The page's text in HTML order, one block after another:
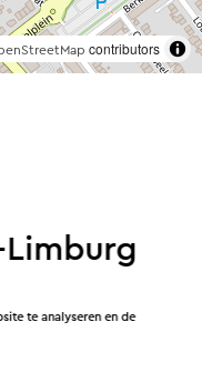
contributors
Gouden Leeuw.
direct
staat hoe Visit
te analyseren en de